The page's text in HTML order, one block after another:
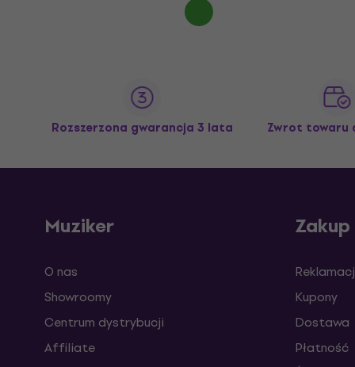
Rozszerzona gwarancja 3 lata Zwrot towaru
Muziker
O nas
Showroomy
Centrum dystrybucji
Affiliate
Zakup
Kupony
Dostawa
Płatność